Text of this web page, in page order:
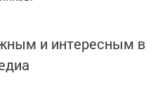
и интересным в